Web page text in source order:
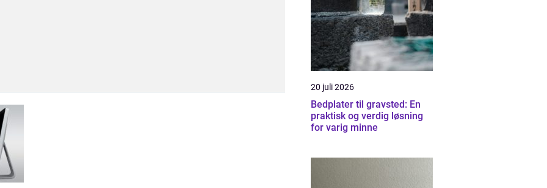
20 juli 2026
Bedplater til gravsted: En
praktisk og verdig løsning
for varig minne